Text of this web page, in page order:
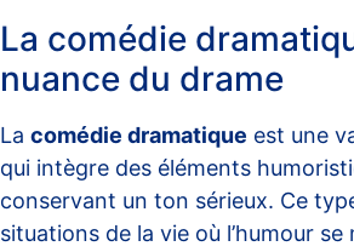
La comédie
nuance du drame
La comédie dramatique est une
qui intègre des éléments
conservant un ton sérieux. Ce
situations de la vie où l’humour